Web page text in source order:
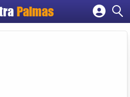
Palmas
Cadastrar empresa